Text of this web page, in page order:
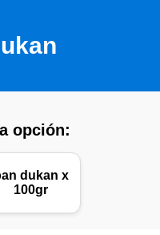
opción:
dukan x
100gr